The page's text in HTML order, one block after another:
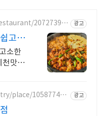
20727399
광고
고 빠
소한
천맛집
place/105877418
광고